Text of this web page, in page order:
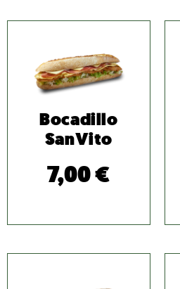
Bocadillo
SanVito
7,00€